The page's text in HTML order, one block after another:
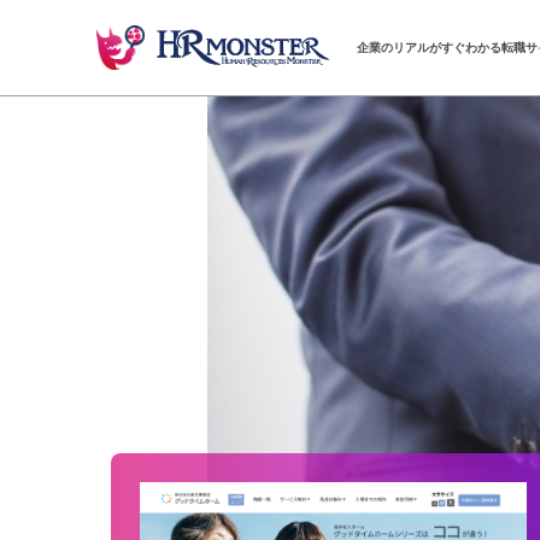
企業のリアルがすぐわかる転職